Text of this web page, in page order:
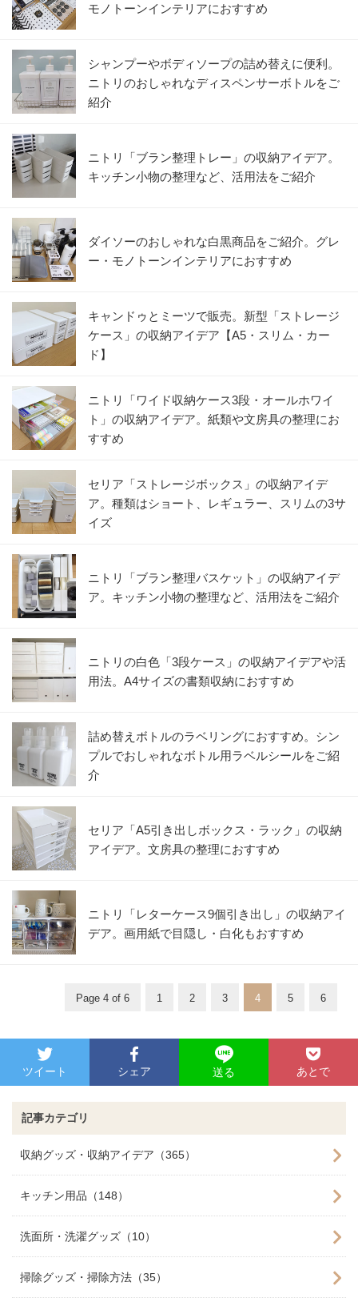
モノトーンインテリアにおすすめ
シャンプーやボディソープの詰め替えに便利。
ニトリのおしゃれなディスペンサーボトルをご
紹介
ニトリ「ブラン整理トレー」の収納アイデア。
キッチン小物の整理など、活用法をご紹介
ダイソーのおしゃれな白黒商品をご紹介。グレ
ー・モノトーンインテリアにおすすめ
キャンドゥとミーツで販売。新型「ストレージ
ケース」の収納アイデア【A5・スリム・カー
ド】
ニトリ「ワイド収納ケース3段・オールホワイ
ト」の収納アイデア。紙類や文房具の整理にお
すすめ
セリア「ストレージボックス」の収納アイデ
ア。種類はショート、レギュラー、スリムの3サ
イズ
ニトリ「ブラン整理バスケット」の収納アイデ
ア。キッチン小物の整理など、活用法をご紹介
ニトリの白色「3段ケース」の収納アイデアや活
用法。A4サイズの書類収納におすすめ
詰め替えボトルのラベリングにおすすめ。シン
プルでおしゃれなボトル用ラベルシールをご紹
介
セリア「A5引き出しボックス・ラック」の収納
アイデア。文房具の整理におすすめ
ニトリ「レターケース9個引き出し」の収納アイ
デア。画用紙で目隠し・白化もおすすめ
Page 4 of 6 1 2 3 4 5 6
ツイート シェア 送る あとで
記事カテゴリ
収納グッズ・収納アイデア（365）
キッチン用品（148）
洗面所・洗濯グッズ（10）
掃除グッズ・掃除方法（35）